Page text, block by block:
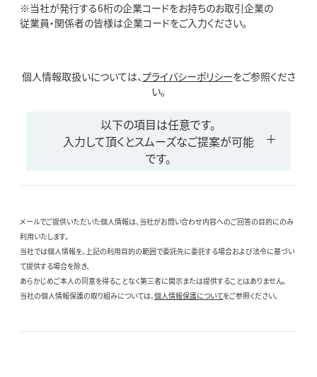
※当社が発行する6桁の企業コードをお持ちのお取引企業の
従業員・関係者の皆様は企業コードをご入力ください。
個人情報取扱いについては、プライバシーポリシーをご参照くださ
い。
以下の項目は任意です。
入力して頂くとスムーズなご提案が可能
です。
メールでご提供いただいた個人情報は、当社がお問い合わせ内容へのご回答の目的にのみ
利用いたします。
当社では個人情報を、上記の利用目的の範囲で委託先に委託する場合および法令に基づい
て提供する場合を除き、
あらかじめご本人の同意を得ることなく第三者に開示または提供することはありません。
当社の個人情報保護の取り組みについては、個人情報保護についてをご参照ください。